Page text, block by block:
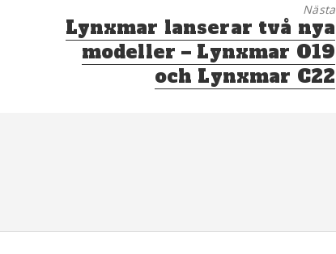
Nästa
Nästa
inlägg:
Lynxmar lanserar två nya
modeller – Lynxmar O19
och Lynxmar C22